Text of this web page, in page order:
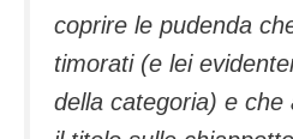
coprire le pudenda
timorati (e lei
della categoria) e